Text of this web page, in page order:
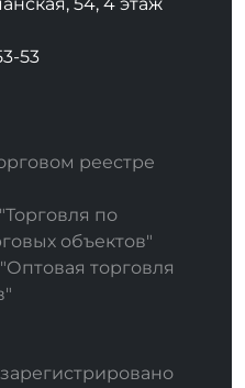
53
реестре
по
объектов"
торговля